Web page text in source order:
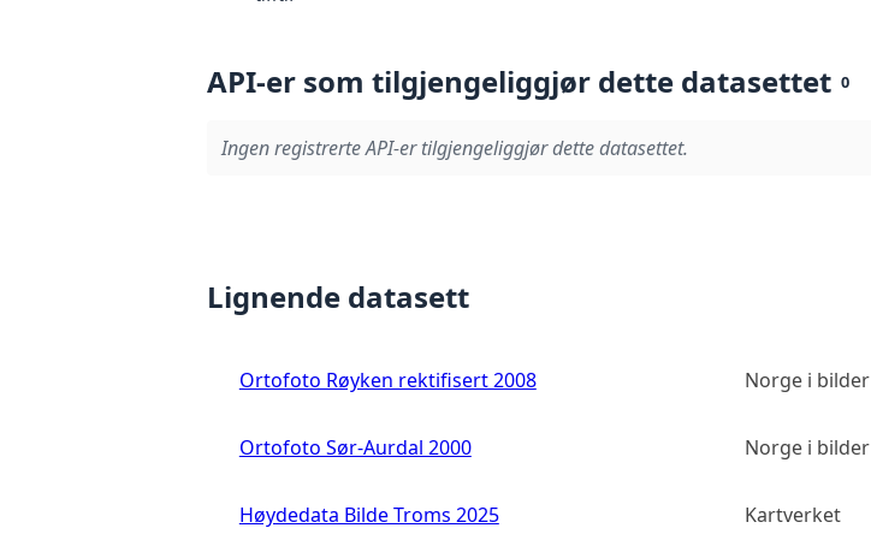
API-er som tilgjengeliggjør dette datasettet 0
Ingen registrerte API-er tilgjengeliggjør dette datasettet.
Lignende datasett
Ortofoto Røyken rektifisert 2008 Norge i bilder
Ortofoto Sør-Aurdal 2000 Norge i bilder
Høydedata Bilde Troms 2025 Kartverket